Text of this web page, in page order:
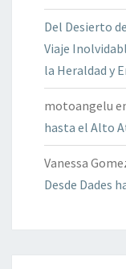
Del Desierto
Viaje
la Heraldad y
motoangelu
hasta el Alto
Vanessa
Desde Dades